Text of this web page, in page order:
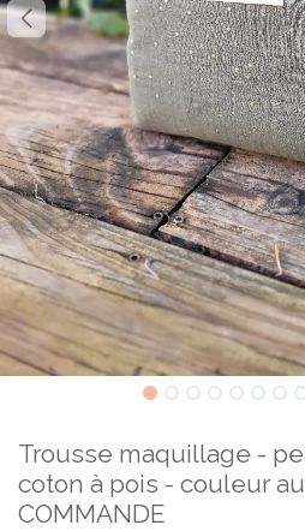
Trousse maquillage -
coton à pois - couleur
COMMANDE